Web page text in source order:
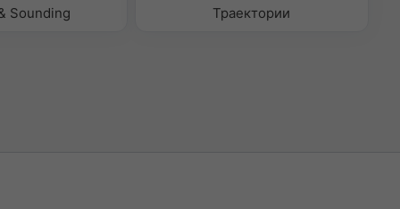
Sounding Траектории